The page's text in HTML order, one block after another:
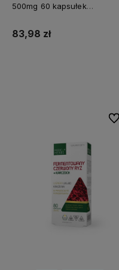
500mg 60 kapsułek
83,98 zł